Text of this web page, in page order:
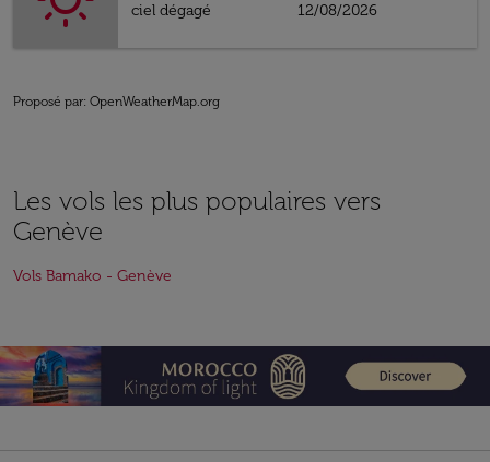
ciel dégagé
12/08/2026
Proposé par: OpenWeatherMap.org
Les vols les plus populaires vers
Genève
Vols Bamako - Genève